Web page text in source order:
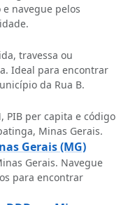
navegue pelos
travessa ou
Ideal para encontrar
da Rua B.
PIB per capita e código
Minas Gerais.
Gerais (MG)
Gerais. Navegue
para encontrar